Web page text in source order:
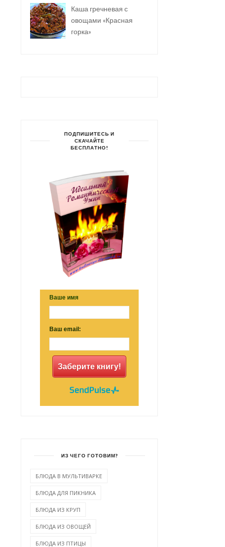
Каша гречневая с
овощами «Красная
горка»
ПОДПИШИТЕСЬ И
СКАЧАЙТЕ
БЕСПЛАТНО!
Ваше имя
Ваш email:
Заберите книгу!
ИЗ ЧЕГО ГОТОВИМ?
БЛЮДА В МУЛЬТИВАРКЕ
БЛЮДА ДЛЯ ПИКНИКА
БЛЮДА ИЗ КРУП
БЛЮДА ИЗ ОВОЩЕЙ
БЛЮДА ИЗ ПТИЦЫ